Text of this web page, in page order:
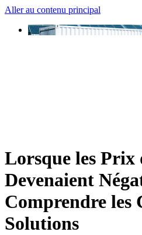
Aller au contenu principal
Lorsque les Prix
Devenaient
Comprendre les
Solutions